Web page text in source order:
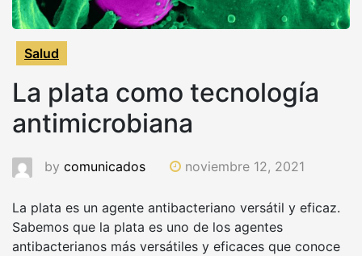
Salud
La plata como tecnología
antimicrobiana
by comunicados noviembre 12, 2021
La plata es un agente antibacteriano versátil y eficaz.
Sabemos que la plata es uno de los agentes
antibacterianos más versátiles y eficaces que conoce